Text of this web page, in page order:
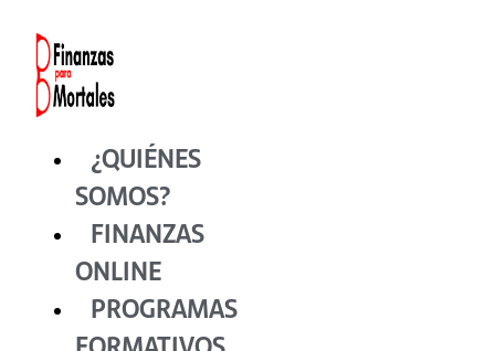
contenido
¿QUIÉNES
SOMOS?
FINANZAS
ONLINE
PROGRAMAS